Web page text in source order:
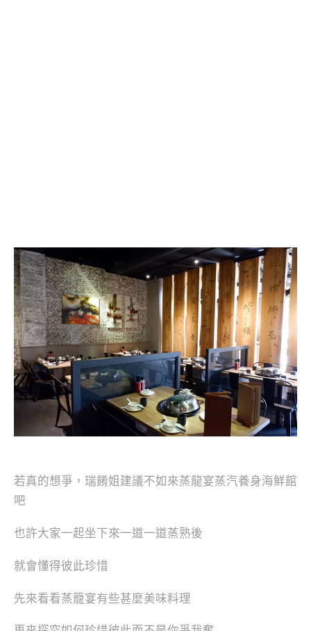
若真的想爭，瑞餚姐建議不如來蒸龍宴蒸汽養身海鮮館
吧
也許大家一起坐下來一道一道蒸熟後
就會懂得彼此珍惜
先來看看蒸籠宴有些甚麼美味料理